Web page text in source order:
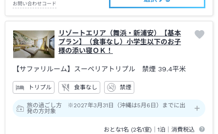
お問い合わせコード
リゾートエリア（舞浜・新浦安）【基本
プラン】（食事なし）小学生以下のお子
様の添い寝ＯＫ！
【サファリルーム】スーペリアトリプル 禁煙 39.4平米
トリプル 食事なし 禁煙
旅の過ごし方 ※2027年3月31日（沖縄は5月6日）までに出
発の方対象
おとな1名 (2名1室)｜1泊 ｜消費税込